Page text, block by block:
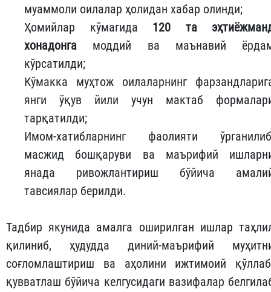
муаммоли оилалар ҳолидан хабар олинди;
Ҳомийлар кўмагида 120 та
хонадонга моддий ва маънавий
кўрсатилди;
Кўмакка муҳтож оилаларнинг
янги ўқув йили учун мактаб
тарқатилди;
Имом-хатибларнинг фаолияти
масжид бошқаруви ва маърифий
янада ривожлантириш бўйича
тавсиялар берилди.
Тадбир якунида амалга оширилган ишлар
қилиниб, ҳудудда диний-маърифий
соғломлаштириш ва аҳолини ижтимоий
қувватлаш бўйича келгусидаги вазифалар